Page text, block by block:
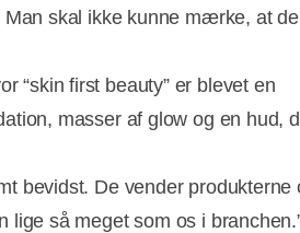
skal ikke kunne mærke, at
“skin first beauty” er blevet en
masser af glow og en hud,
bevidst. De vender
så meget som os i